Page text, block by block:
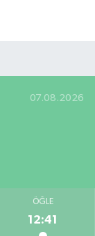
07.08.2026
ÖĞLE
12:41